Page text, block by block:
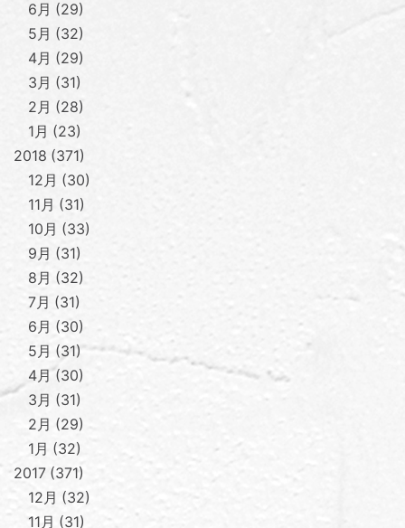
6月
29
5月
32
4月
29
3月
31
2月
28
1月
23
2018 371
12月
30
11月
31
10月
33
9月
31
8月
32
7月
31
6月
30
5月
31
4月
30
3月
31
2月
29
1月
32
2017 371
12月
32
11月
31